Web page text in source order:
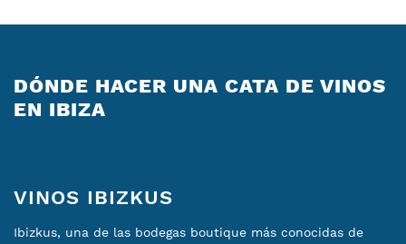
DÓNDE HACER UNA CATA DE VINOS
EN IBIZA
VINOS IBIZKUS
Ibizkus, una de las bodegas boutique más conocidas de